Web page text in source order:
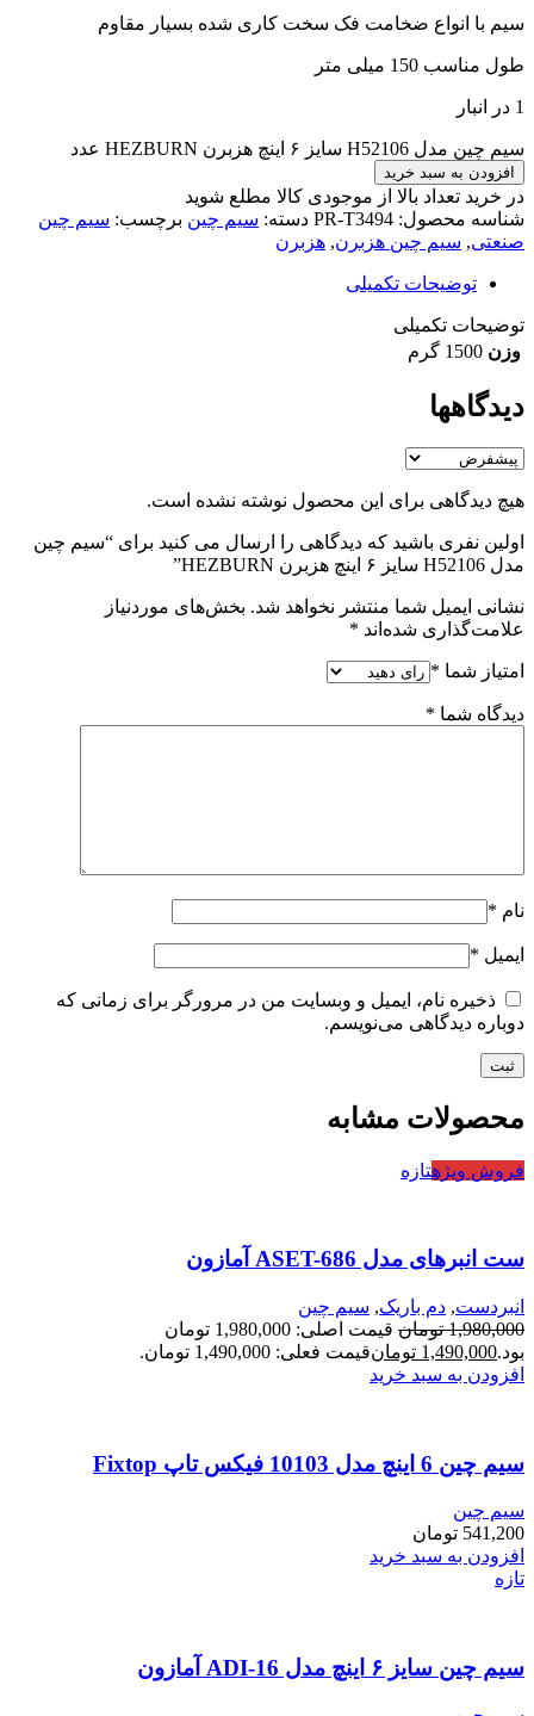
سیم با انواع ضخامت فک سخت کاری شده بسیار مقاوم
طول مناسب 150 میلی متر
1 در انبار
سیم چین مدل H52106 سایز ۶ اینچ هزبرن HEZBURN عدد
افزودن به سبد خرید
در خرید تعداد بالا از موجودی کالا مطلع شوید
شناسه محصول: PR-T3494 دسته: سیم چین برچسب: سیم چین
صنعتی, سیم چین هزبرن, هزبرن
توضیحات تکمیلی
توضیحات تکمیلی
وزن 1500 گرم
دیدگاهها
هیچ دیدگاهی برای این محصول نوشته نشده است.
اولین نفری باشید که دیدگاهی را ارسال می کنید برای “سیم چین
مدل H52106 سایز ۶ اینچ هزبرن HEZBURN”
نشانی ایمیل شما منتشر نخواهد شد. بخش‌های موردنیاز
علامت‌گذاری شده‌اند *
امتیاز شما *
دیدگاه شما *
نام *
ایمیل *
ذخیره نام، ایمیل و وبسایت من در مرورگر برای زمانی که
دوباره دیدگاهی می‌نویسم.
محصولات مشابه
فروش ویژهتازه
ست انبرهای مدل ASET-686 آمازون
انبردست, دم باریک, سیم چین
1,980,000 تومان
قیمت اصلی: 1,980,000 تومان
بود.1,490,000 تومانقیمت فعلی: 1,490,000 تومان.
افزودن به سبد خرید
سیم چین 6 اینچ مدل 10103 فیکس تاپ Fixtop
سیم چین
541,200 تومان
افزودن به سبد خرید
تازه
سیم چین سایز ۶ اینچ مدل ADI-16 آمازون